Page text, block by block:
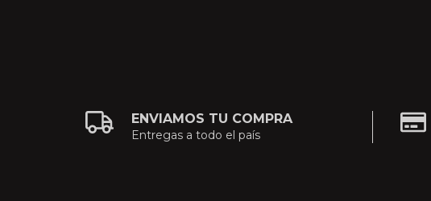
ENVIAMOS TU COMPRA
Entregas a todo el país